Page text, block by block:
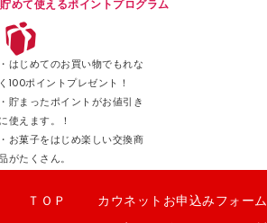
貯めて使えるポイントプログラム
はじめてのお買い物でもれな
100ポイントプレゼント！
貯まったポイントがお値引き
使えます。！
お菓子をはじめ楽しい交換商
がたくさん。
ＴＯＰ カウネットお申込みフォーム